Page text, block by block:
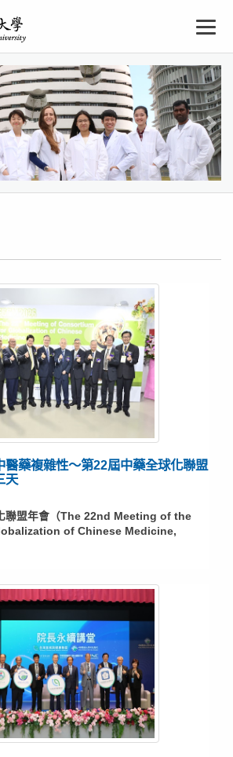
下
一
張
醫藥複雜性～第22屆中藥全球化聯盟
天
聯盟年會（The 22nd Meeting of the
of Chinese Medicine,